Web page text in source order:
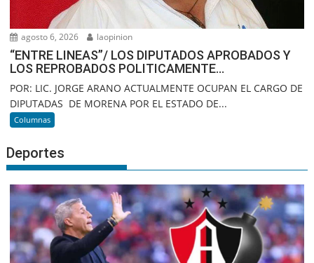
agosto 6, 2026 laopinion
“ENTRE LINEAS”/ LOS DIPUTADOS APROBADOS Y
LOS REPROBADOS POLITICAMENTE…
POR: LIC. JORGE ARANO ACTUALMENTE OCUPAN EL CARGO DE
DIPUTADAS DE MORENA POR EL ESTADO DE...
Columnas
Deportes